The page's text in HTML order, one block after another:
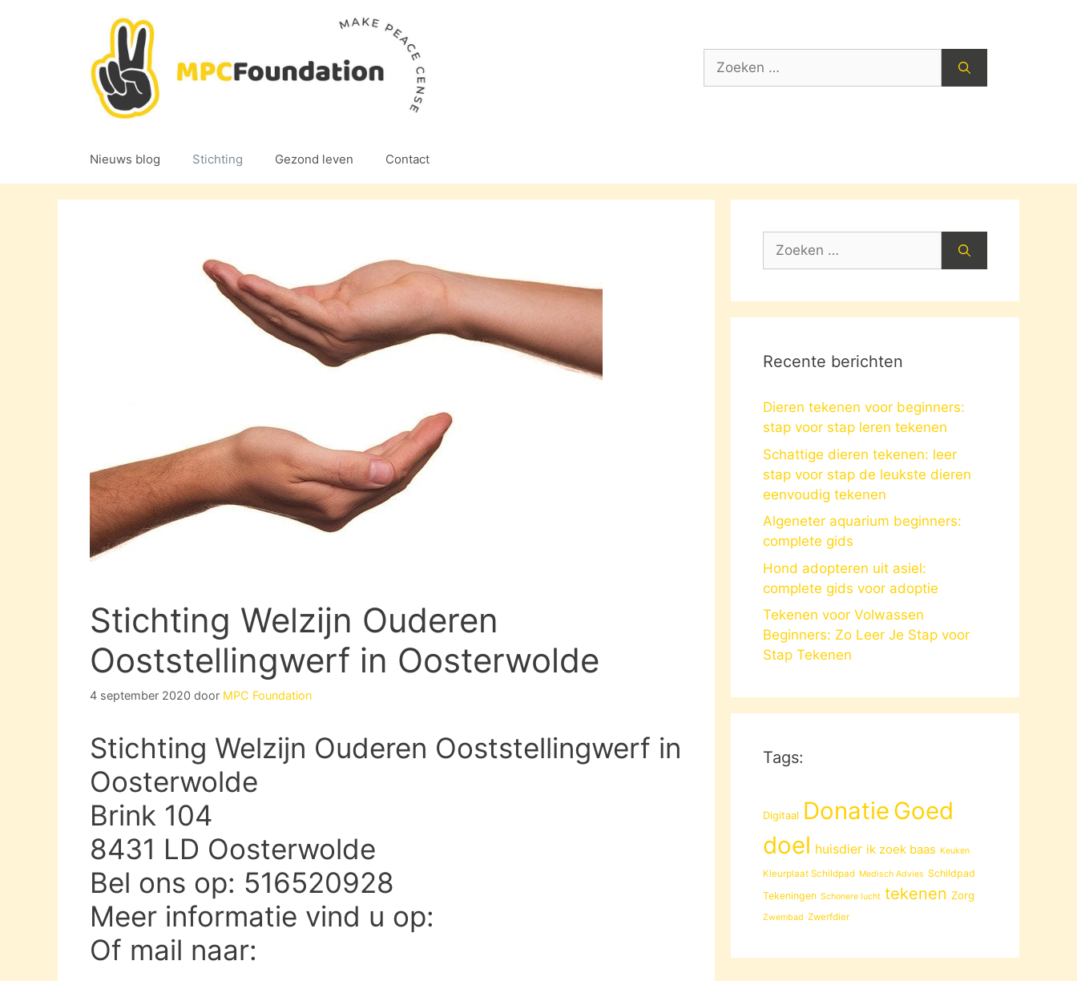
Zoek
Nieuws blog Stichting Gezond leven Contact
Stichting Welzijn Ouderen
Ooststellingwerf in Oosterwolde
4 september 2020 door MPC Foundation
Stichting Welzijn Ouderen Ooststellingwerf in
Oosterwolde
Brink 104
8431 LD Oosterwolde
Bel ons op: 516520928
Meer informatie vind u op:
Of mail naar:
Zoek
Recente berichten
Dieren tekenen voor beginners:
stap voor stap leren tekenen
Schattige dieren tekenen: leer
stap voor stap de leukste dieren
eenvoudig tekenen
Algeneter aquarium beginners:
complete gids
Hond adopteren uit asiel:
complete gids voor adoptie
Tekenen voor Volwassen
Beginners: Zo Leer Je Stap voor
Stap Tekenen
Tags:
Digitaal Donatie Goed
doel huisdier ik zoek baas Keuken
Kleurplaat Schildpad Medisch Advies Schildpad
Tekeningen Schonere lucht tekenen Zorg
Zwembad Zwerfdier